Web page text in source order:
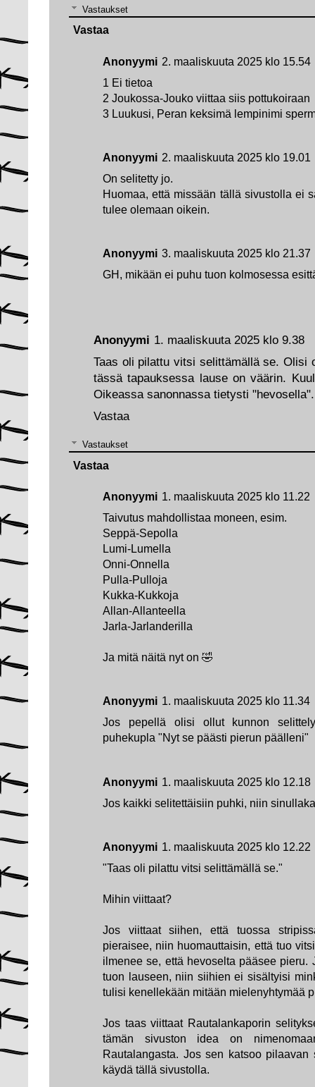
Anonyymi 1. maaliskuuta 2025 klo 9.38
Taas oli pilattu vitsi selittämällä se. Olisi
tässä tapauksessa lause on väärin.
Oikeassa sanonnassa tietysti "hevosella".
Vastaa
Vastaukset
Anonyymi 1. maaliskuuta 2025 klo 11.22
Taivutus mahdollistaa moneen, esim.
Seppä-Sepolla
Lumi-Lumella
Onni-Onnella
Pulla-Pulloja
Kukka-Kukkoja
Allan-Allanteella
Jarla-Jarlanderilla
Ja mitä näitä nyt on 🤣
Anonyymi 1. maaliskuuta 2025 klo 11.34
Jos pepellä olisi ollut kunnon
puhekupla "Nyt se päästi pierun päälleni"
Anonyymi 1. maaliskuuta 2025 klo 12.18
Jos kaikki selitettäisiin puhki, niin
Anonyymi 1. maaliskuuta 2025 klo 12.22
"Taas oli pilattu vitsi selittämällä se."
Mihin viittaat?
Jos viittaat siihen, että tuossa
pieraisee, niin huomauttaisin, että tuo
ilmenee se, että hevoselta pääsee
tuon lauseen, niin siihien ei sisältyisi
tulisi kenellekään mitään mielenyhtymää
Jos taas viittaat Rautalankaporin
tämän sivuston idea on
Rautalangasta. Jos sen katsoo
käydä tällä sivustolla.
Vastaa
Vastaukset
Anonyymi 2. maaliskuuta 2025 klo 15.54
1 Ei tietoa
2 Joukossa-Jouko viittaa siis pottukoiraan
3 Luukusi, Peran keksimä lempinimi
Anonyymi 2. maaliskuuta 2025 klo 19.01
On selitetty jo.
Huomaa, että missään tällä sivustolla ei
tulee olemaan oikein.
Anonyymi 3. maaliskuuta 2025 klo 21.37
GH, mikään ei puhu tuon kolmosessa
Vastaa